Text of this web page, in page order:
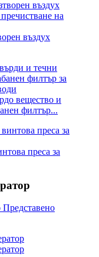
въздух
вещество и
филтър...
преса за